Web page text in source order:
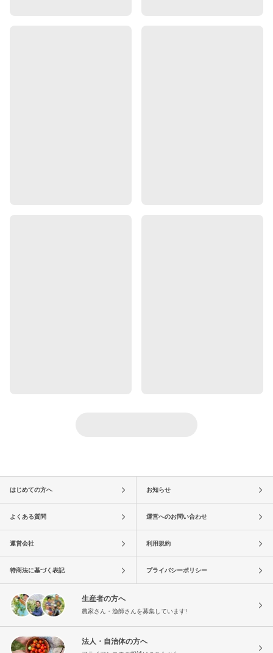
はじめての方へ お知らせ
よくある質問 運営へのお問い合わせ
運営会社 利用規約
特商法に基づく表記 プライバシーポリシー
生産者の方へ
農家さん・漁師さんを募集しています!
法人・自治体の方へ